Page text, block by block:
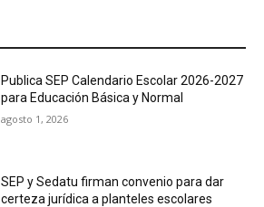
Publica SEP Calendario Escolar 2026-2027
para Educación Básica y Normal
agosto 1, 2026
SEP y Sedatu firman convenio para dar
certeza jurídica a planteles escolares